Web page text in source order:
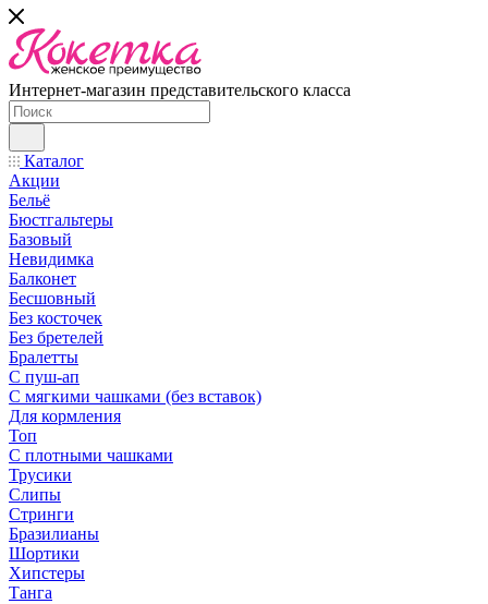
Интернет-магазин представительского класса
Каталог
Акции
Бельё
Бюстгальтеры
Базовый
Невидимка
Балконет
Бесшовный
Без косточек
Без бретелей
Бралетты
С пуш-ап
С мягкими чашками (без вставок)
Для кормления
Топ
С плотными чашками
Трусики
Слипы
Стринги
Бразилианы
Шортики
Хипстеры
Танга